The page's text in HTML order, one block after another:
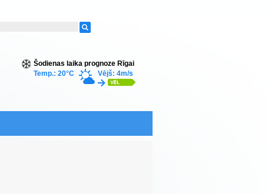
Šodienas laika prognoze Rīgai
Temp.: 20°C
Vējš: 4m/s